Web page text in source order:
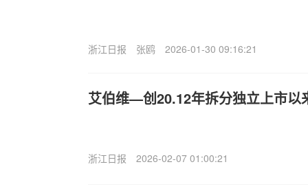
浙江日报 张鸥 2026-01-30 09:16:21
艾伯维—创20.12年拆分独立上市以
浙江日报 2026-02-07 01:00:21